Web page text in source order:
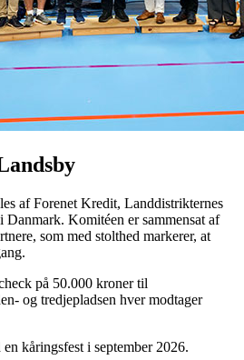
af Forenet Kredit, Landdistrikternes
Komitéen er sammensat af
som med stolthed markerer, at
på 50.000 kroner til
og tredjepladsen hver modtager
kåringsfest i september 2026.